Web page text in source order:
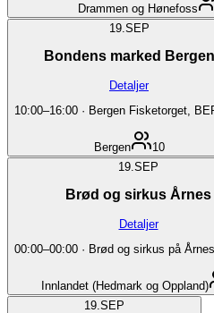
Drammen og Hønefoss
19. SEP
Bondens marked Bergen
Detaljer
10:00–16:00 · Bergen Fisketorget,
Bergen
10
19. SEP
Brød og sirkus Årnes
Detaljer
00:00–00:00 · Brød og sirkus på
Innlandet (Hedmark og Oppland)
19. SEP